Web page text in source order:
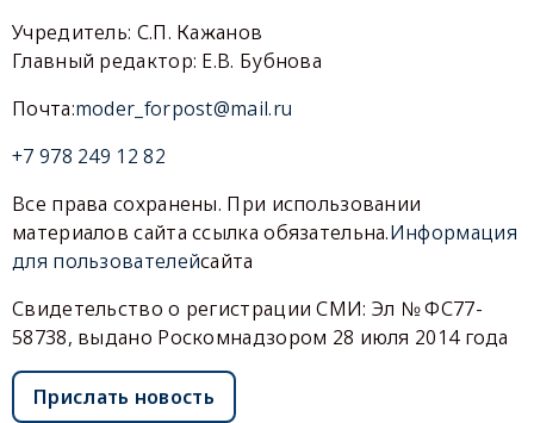
Учредитель: С.П. Кажанов
Главный редактор: Е.В. Бубнова
Почта:moder_forpost@mail.ru
+7 978 249 12 82
Все права сохранены. При использовании
материалов сайта ссылка обязательна.Информация
для пользователейсайта
Свидетельство о регистрации СМИ: Эл № ФС77-
58738, выдано Роскомнадзором 28 июля 2014 года
Прислать новость